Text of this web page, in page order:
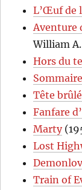
L’Œuf de
Aventure
William
Hors du
Tête
Fanfare
Marty
Lost
Train of